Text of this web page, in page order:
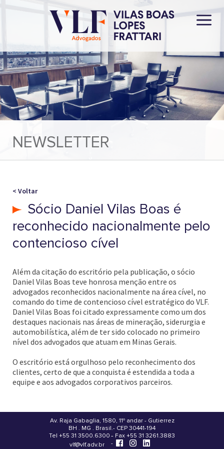
NEWSLETTER
< Voltar
Sócio Daniel Vilas Boas é
reconhecido nacionalmente pelo
contencioso cível
Além da citação do escritório pela publicação, o sócio
Daniel Vilas Boas teve honrosa menção entre os
advogados reconhecidos nacionalmente na área cível, no
comando do time de contencioso cível estratégico do VLF.
Daniel Vilas Boas foi citado expressamente como um dos
destaques nacionais nas áreas de mineração, siderurgia e
automobilística, além de ter sido colocado no primeiro
nível dos advogados que atuam em Minas Gerais.
O escritório está orgulhoso pelo reconhecimento dos
clientes, certo de que a conquista é estendida a toda a
equipe e aos advogados corporativos parceiros.
Av. Raja Gabaglia, 1580, 11º andar - Gutierrez
.
BH . MG . Brasil - CEP 30441-194
-
Tel +55 31 3500.6300 - Fax +55 31 3261.3883
-
vlf@vlf.adv.br